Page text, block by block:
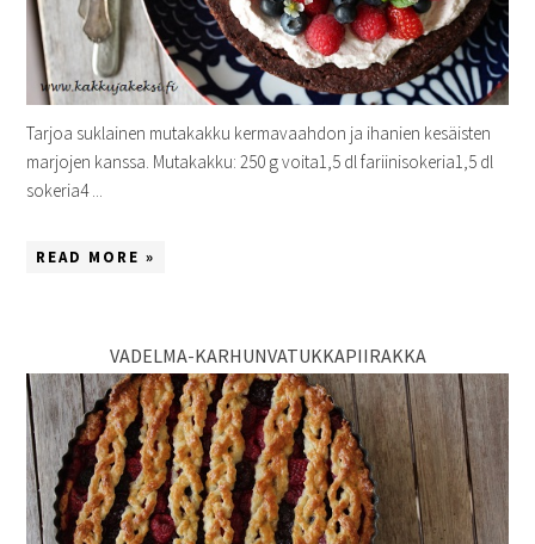
Tarjoa suklainen mutakakku kermavaahdon ja ihanien kesäisten
marjojen kanssa. Mutakakku: 250 g voita1,5 dl fariinisokeria1,5 dl
sokeria4 ...
READ MORE »
VADELMA-KARHUNVATUKKAPIIRAKKA